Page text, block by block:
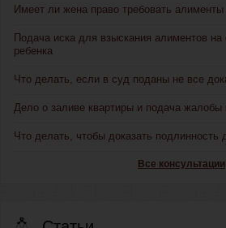
Имеет ли жена право требовать
Подача иска для взыскания алиментов на
ребенка
Что делать, если в суд поданы не все
Дело о заливе квартиры и подача жалобы
Что делать, чтобы доказать подлинность
Все консультации